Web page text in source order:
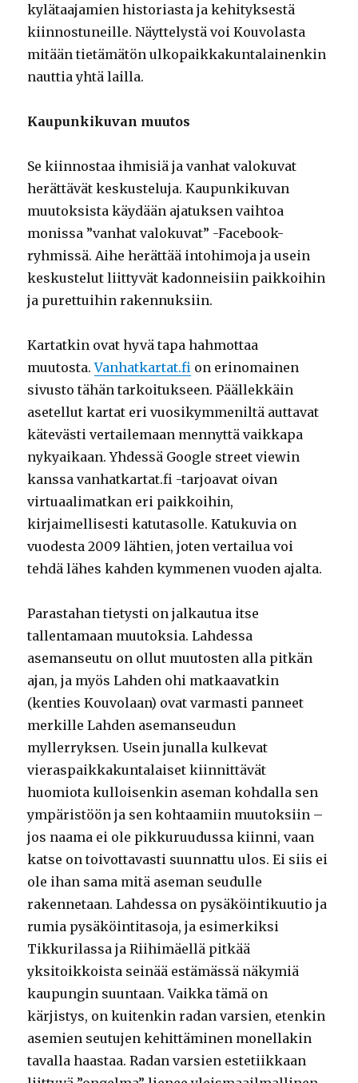
kylätaajamien historiasta ja kehityksestä
kiinnostuneille. Näyttelystä voi Kouvolasta
mitään tietämätön ulkopaikkakuntalainenkin
nauttia yhtä lailla.
Kaupunkikuvan muutos
Se kiinnostaa ihmisiä ja vanhat valokuvat
herättävät keskusteluja. Kaupunkikuvan
muutoksista käydään ajatuksen vaihtoa
monissa ”vanhat valokuvat” -Facebook-
ryhmissä. Aihe herättää intohimoja ja usein
keskustelut liittyvät kadonneisiin paikkoihin
ja purettuihin rakennuksiin.
Kartatkin ovat hyvä tapa hahmottaa
muutosta.Vanhatkartat.fi on erinomainen
sivusto tähän tarkoitukseen. Päällekkäin
asetellut kartat eri vuosikymmeniltä auttavat
kätevästi vertailemaan mennyttä vaikkapa
nykyaikaan. Yhdessä Google street viewin
kanssa vanhatkartat.fi -tarjoavat oivan
virtuaalimatkan eri paikkoihin,
kirjaimellisesti katutasolle. Katukuvia on
vuodesta 2009 lähtien, joten vertailua voi
tehdä lähes kahden kymmenen vuoden ajalta.
Parastahan tietysti on jalkautua itse
tallentamaan muutoksia. Lahdessa
asemanseutu on ollut muutosten alla pitkän
ajan, ja myös Lahden ohi matkaavatkin
(kenties Kouvolaan) ovat varmasti panneet
merkille Lahden asemanseudun
myllerryksen. Usein junalla kulkevat
vieraspaikkakuntalaiset kiinnittävät
huomiota kulloisenkin aseman kohdalla sen
ympäristöön ja sen kohtaamiin muutoksiin –
jos naama ei ole pikkuruudussa kiinni, vaan
katse on toivottavasti suunnattu ulos. Ei siis ei
ole ihan sama mitä aseman seudulle
rakennetaan. Lahdessa on pysäköintikuutio ja
rumia pysäköintitasoja, ja esimerkiksi
Tikkurilassa ja Riihimäellä pitkää
yksitoikkoista seinää estämässä näkymiä
kaupungin suuntaan. Vaikka tämä on
kärjistys, on kuitenkin radan varsien, etenkin
asemien seutujen kehittäminen monellakin
tavalla haastaa. Radan varsien estetiikkaan